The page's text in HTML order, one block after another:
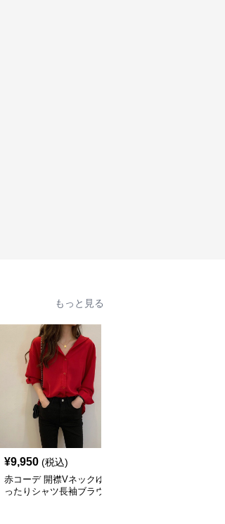
もっと見る
¥9,950 (税込)
赤コーデ 開襟Vネックゆ
ったりシャツ長袖ブラウ